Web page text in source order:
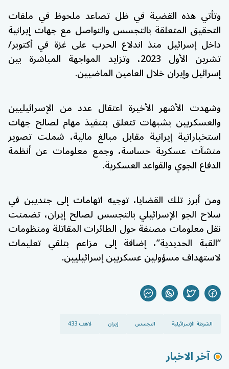
وتأتي هذه القضية في ظل تصاعد ملحوظ في ملفات
التحقيق المتعلقة بالتجسس والتواصل مع جهات إيرانية
داخل إسرائيل منذ اندلاع الحرب على غزة في أكتوبر/
تشرين الأول 2023، وتزايد المواجهة المباشرة بين
إسرائيل وإيران خلال العامين الماضيين.
وشهدت الأشهر الأخيرة اعتقال عدد من الإسرائيليين
والعسكريين بشبهات تتعلق بتنفيذ مهام لصالح جهات
استخباراتية إيرانية مقابل مبالغ مالية، شملت تصوير
منشآت عسكرية حساسة، وجمع معلومات عن أنظمة
الدفاع الجوي والقواعد العسكرية.
ومن أبرز تلك القضايا، توجيه اتهامات إلى جنديين في
سلاح الجو الإسرائيلي بالتجسس لصالح إيران، تضمنت
نقل معلومات مصنفة حول الطائرات المقاتلة ومنظومات
“القبة الحديدية”، إضافة إلى مزاعم بتلقي تعليمات
لاستهداف مسؤولين عسكريين إسرائيليين.
الشرطة الإسرائيلية التجسس إيران لاهف 433
آخر الاخبار